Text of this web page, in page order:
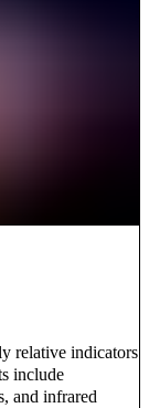
relative indicators
include
and infrared